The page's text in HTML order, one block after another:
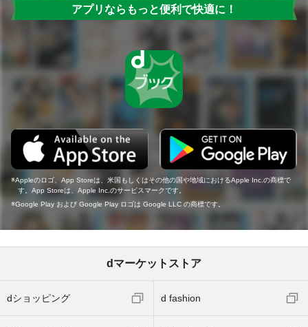
アプリならもっと便利で快適に！
Appleのロゴ、App Storeは、米国もしくはその他の国や地域におけるApple Inc.の商標で
す。App Storeは、Apple Inc.のサービスマークです。
Google Play および Google Play ロゴは Google LLC の商標です。
dマーケットストア
dショッピング d fashion